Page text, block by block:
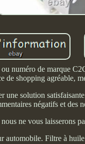
numéro de marque
de shopping agréable,
une solution
négatifs et des
ne vous laisserons
automobile. Filtre à